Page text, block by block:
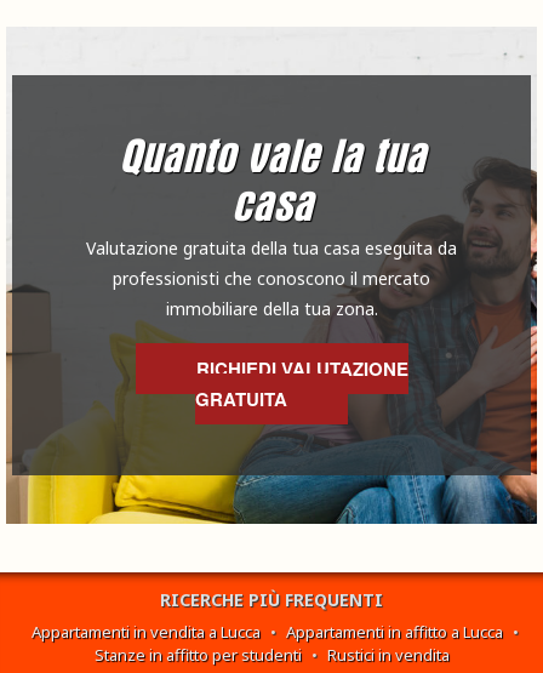
Quanto vale la tua
casa
Valutazione gratuita della tua casa eseguita da
professionisti che conoscono il mercato
immobiliare della tua zona.
RICHIEDI VALUTAZIONE
GRATUITA
RICERCHE PIÙ FREQUENTI
Appartamenti in vendita a Lucca • Appartamenti in affitto a Lucca •
Stanze in affitto per studenti • Rustici in vendita